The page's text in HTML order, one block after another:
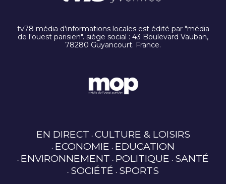
tv78 média d'informations locales est édité par "média
de l'ouest parisien". siège social : 43 Boulevard Vauban,
78280 Guyancourt. France.
EN DIRECT CULTURE & LOISIRS
ECONOMIE EDUCATION
ENVIRONNEMENT POLITIQUE SANTÉ
SOCIÉTÉ SPORTS